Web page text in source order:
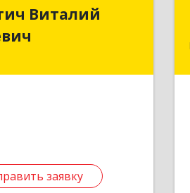
Виталий
заявку
Виталий
заявку